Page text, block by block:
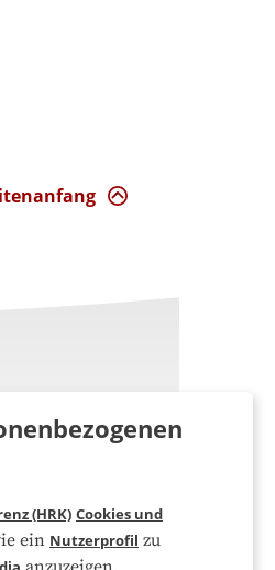
(HRK) Cookies und
ein Nutzerprofil zu